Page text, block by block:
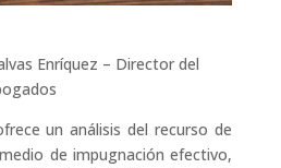
Enríquez – Director del
un análisis del recurso de
de impugnación efectivo,